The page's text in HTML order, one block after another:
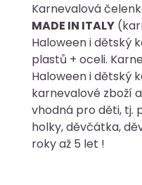
Karnevalová
MADE IN ITALY
Haloween i dětský
plastů + oceli.
Haloween i dětský
karnevalové zboží
vhodná pro děti, tj.
holky, děvčátka,
roky až 5 let !